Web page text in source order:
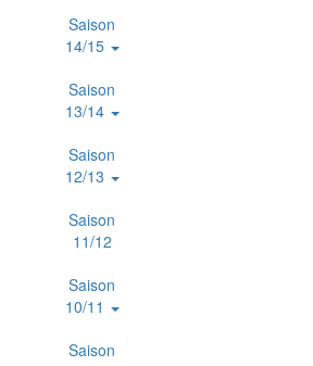
Saison
14/15
Saison
13/14
Saison
12/13
Saison
11/12
Saison
10/11
Saison